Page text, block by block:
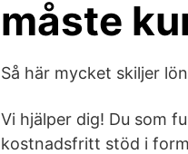
måste
Så här mycket skiljer
Vi hjälper dig! Du som
kostnadsfritt stöd i